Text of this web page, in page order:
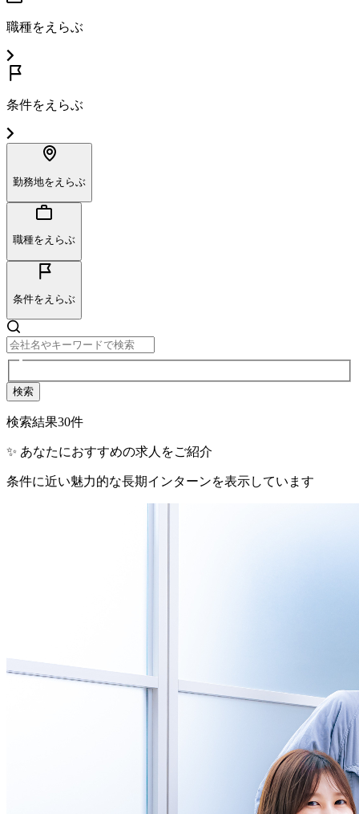
職種をえらぶ
条件をえらぶ
勤務地をえらぶ
職種をえらぶ
条件をえらぶ
検索
検索結果30件
✨ あなたにおすすめの求人をご紹介
条件に近い魅力的な長期インターンを表示しています